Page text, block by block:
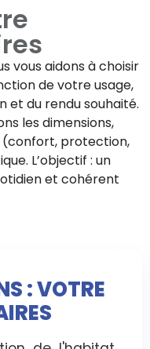
vous aidons à choisir
de votre usage,
et du rendu souhaité.
les dimensions,
(confort, protection,
L’objectif : un
et cohérent
: VOTRE